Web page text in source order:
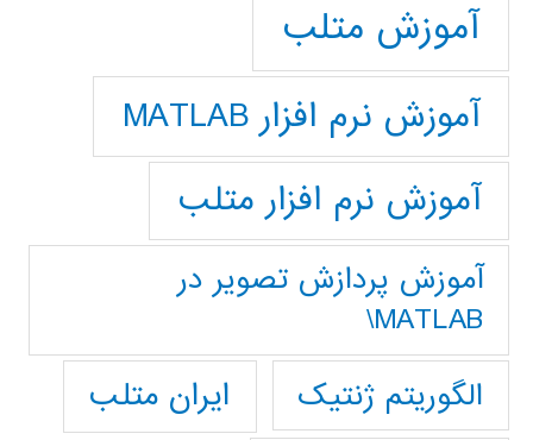
آموزش متلب
آموزش نرم افزار MATLAB
آموزش نرم افزار متلب
آموزش پردازش تصوير در
MATLAB\
الگوریتم ژنتیک
ایران متلب